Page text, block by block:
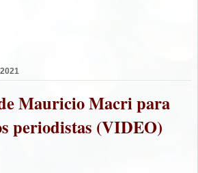
Mauricio Macri para
periodistas (VIDEO)